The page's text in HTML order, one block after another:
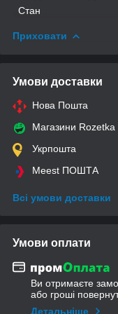
Стан
Приховати
Умови доставки
Нова Пошта
Магазини Rozetka
Укрпошта
Meest ПОШТА
Всі умови доставки
Умови оплати
Ви отримаєте
або гроші
Детальніше